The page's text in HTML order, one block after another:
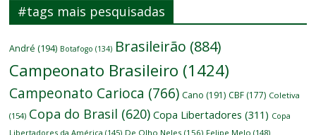
#tags mais pesquisadas
André (194) Botafogo (134) Brasileirão (884)
Campeonato Brasileiro (1424)
Campeonato Carioca (766) Cano (191) CBF (177) Coletiva
(154) Copa do Brasil (620) Copa Libertadores (311) Copa
Libertadores da América (145) De Olho Neles (156) Felipe Melo (148)